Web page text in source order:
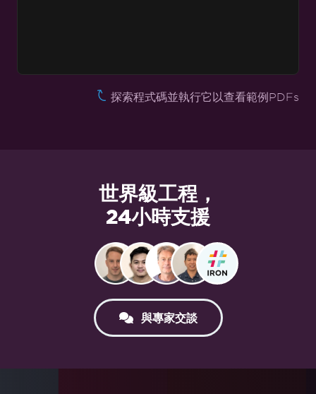
PDF/A 文件匯出探索程式碼並執行它以查看範例PDFs
世界級工程，
24小時支援
與專家交談